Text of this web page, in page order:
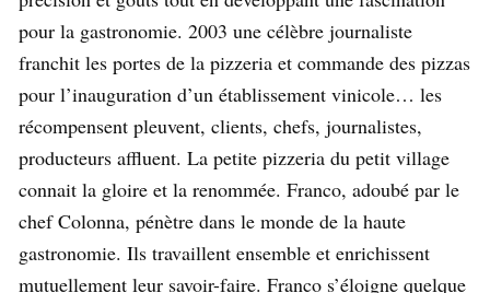
pour la gastronomie. 2003 une célèbre journaliste
franchit les portes de la pizzeria et commande des pizzas
pour l’inauguration d’un établissement vinicole… les
récompensent pleuvent, clients, chefs, journalistes,
producteurs affluent. La petite pizzeria du petit village
connait la gloire et la renommée. Franco, adoubé par le
chef Colonna, pénètre dans le monde de la haute
gastronomie. Ils travaillent ensemble et enrichissent
mutuellement leur savoir-faire. Franco s’éloigne quelque